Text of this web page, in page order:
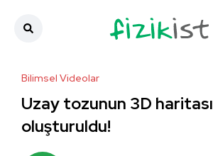
Bilimsel Videolar
Uzay tozunun 3D haritası
oluşturuldu!